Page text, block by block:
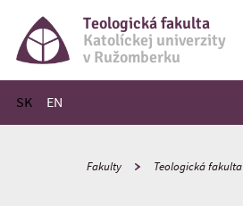
Teologická fakulta
Katolíckej univerzity
v Ružomberku
SK EN
Hlavné menu
Fakulty Teologická fakulta